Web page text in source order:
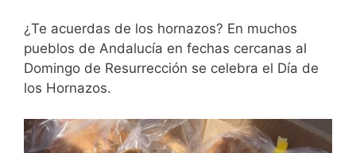
¿Te acuerdas de los hornazos? En muchos
pueblos de Andalucía en fechas cercanas al
Domingo de Resurrección se celebra el Día de
los Hornazos.